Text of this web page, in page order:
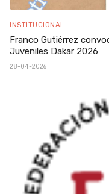
INSTITUCIONAL
Franco Gutiérrez
Juveniles Dakar 2026
28-04-2026